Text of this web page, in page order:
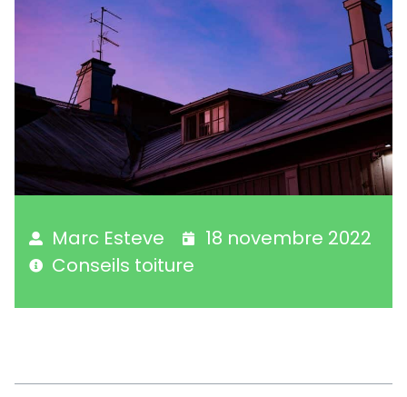
Marc Esteve
18 novembre 2022
Conseils toiture